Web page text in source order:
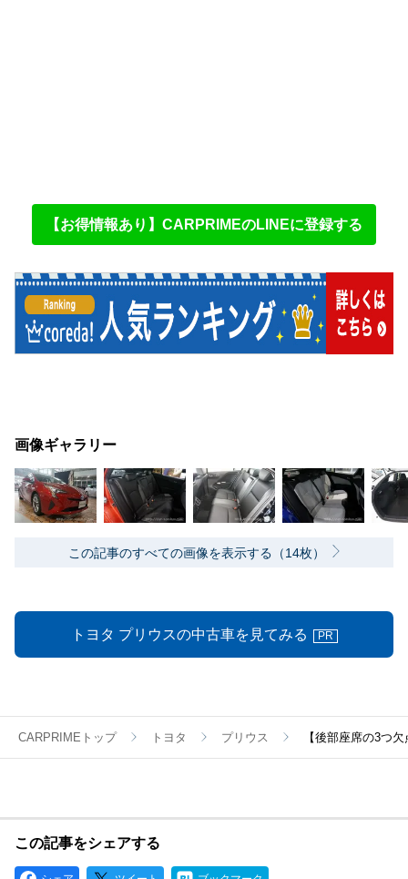
【お得情報あり】CARPRIMEのLINEに登録する
画像ギャラリー
この記事のすべての画像を表示する（14枚）
トヨタ プリウスの中古車を見てみる PR
CARPRIMEトップ トヨタ プリウス 【後部座席の3つ
この記事をシェアする